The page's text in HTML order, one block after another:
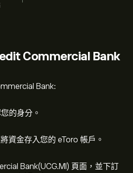
Commercial Bank
Bank:
的身分。
資金存入您的 eToro 帳戶。
Bank(UCG.MI) 頁面，並下訂